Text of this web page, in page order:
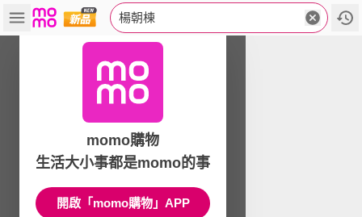
楊朝棟
momo購物
生活大小事都是momo的事
開啟「momo購物」APP